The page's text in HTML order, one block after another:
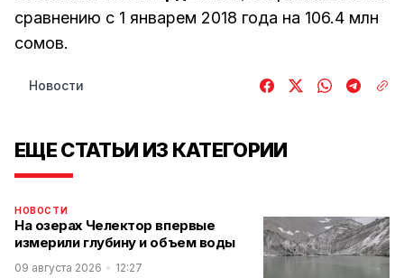
сравнению с 1 январем 2018 года на 106.4 млн
сомов.
Новости
ЕЩЕ СТАТЬИ ИЗ КАТЕГОРИИ
НОВОСТИ
На озерах Челектор впервые
измерили глубину и объем воды
09 августа 2026 12:27